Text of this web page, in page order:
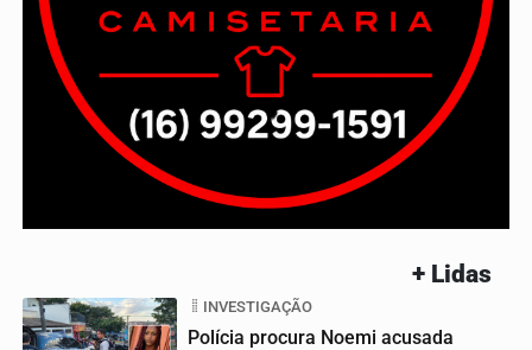
+ Lidas
INVESTIGAÇÃO
Polícia procura Noemi acusada